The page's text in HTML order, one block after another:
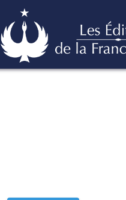
Éditions de la francophonie